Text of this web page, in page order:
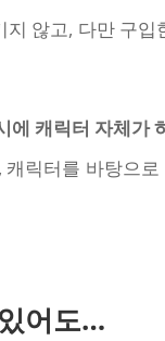
않고, 다만 구
캐릭터 자체가
릭터를 바탕으
어도…